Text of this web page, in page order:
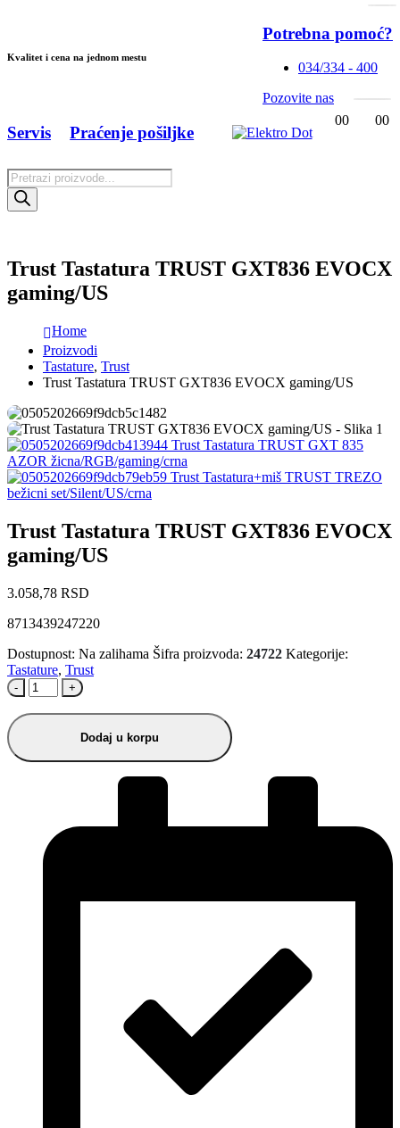
Kvalitet i cena na jednom mestu
Potrebna pomoć?
034/334 - 400
Pozovite nas
Products
search
Servis Praćenje pošiljke
00 00
Trust Tastatura TRUST GXT836 EVOCX
gaming/US
Home
Proizvodi
Tastature, Trust
Trust Tastatura TRUST GXT836 EVOCX gaming/US
Trust Tastatura TRUST GXT 835
AZOR žicna/RGB/gaming/crna
Trust Tastatura+miš TRUST TREZO
bežicni set/Silent/US/crna
Trust Tastatura TRUST GXT836 EVOCX
gaming/US
3.058,78 RSD
8713439247220
Dostupnost: Na zalihama Šifra proizvoda: 24722 Kategorije:
Tastature, Trust
- +
Dodaj u korpu